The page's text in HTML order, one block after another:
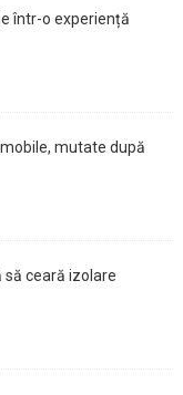
într-o experiență
mutate după
să ceară izolare